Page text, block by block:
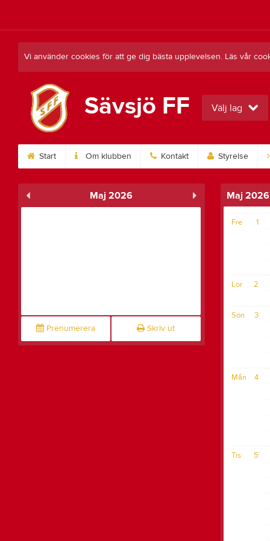
Vi använder cookies för att ge dig bästa upplevelsen. Läs vår
Sävsjö FF Välj lag
Start Om klubben Kontakt Styrelse
Maj 2026
Prenumerera Skriv ut
Maj 2026
1
Fre
2
Lör
3
Sön
4
Mån
5
Tis